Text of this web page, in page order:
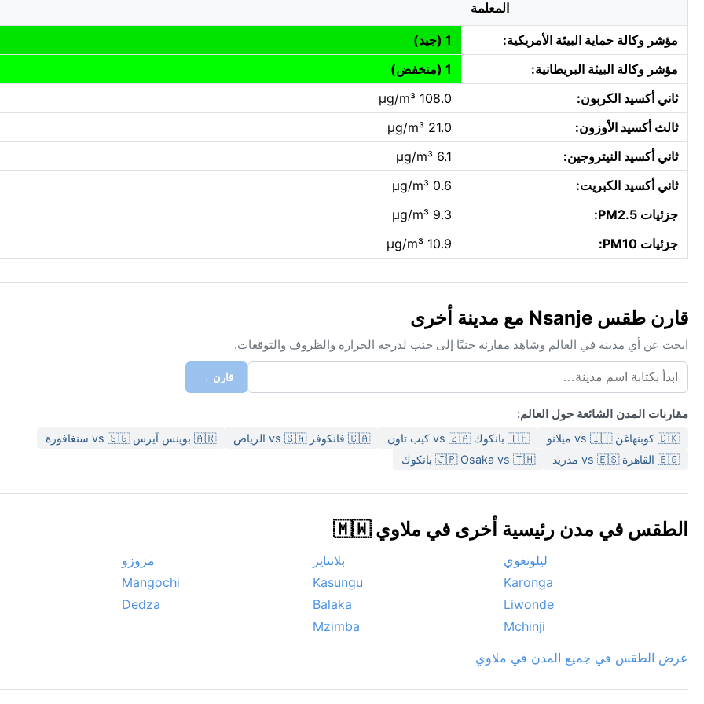
المعلمة
مؤشر وكالة حماية البيئة الأمريكية:
1 (جيد)
مؤشر وكالة البيئة البريطانية:
1 (منخفض)
ثاني أكسيد الكربون:
108.0 µg/m³
ثالث أكسيد الأوزون:
21.0 µg/m³
ثاني أكسيد النيتروجين:
6.1 µg/m³
ثاني أكسيد الكبريت:
0.6 µg/m³
جزئيات PM2.5:
9.3 µg/m³
جزئيات PM10:
10.9 µg/m³
قارن طقس Nsanje مع مدينة أخرى
ابحث عن أي مدينة في العالم وشاهد مقارنة جنبًا إلى جنب لدرجة الحرارة والظروف والتوقعات.
قارن →
مقارنات المدن الشائعة حول العالم:
🇩🇰 كوبنهاغن vs 🇮🇹 ميلانو 🇹🇭 بانكوك vs 🇿🇦 كيب تاون 🇨🇦 فانكوفر vs 🇸🇦 الرياض
🇦🇷 بوينس آيرس vs 🇸🇬 سنغافورة
🇪🇬 القاهرة vs 🇪🇸 مدريد
🇯🇵 Osaka vs 🇹🇭 بانكوك
الطقس في مدن رئيسية أخرى في ملاوي 🇲🇼
ليلونغوي بلانتاير مزوزو
Karonga
Kasungu
Mangochi
Liwonde
Balaka
Dedza
Mchinji
Mzimba
عرض الطقس في جميع المدن في ملاوي